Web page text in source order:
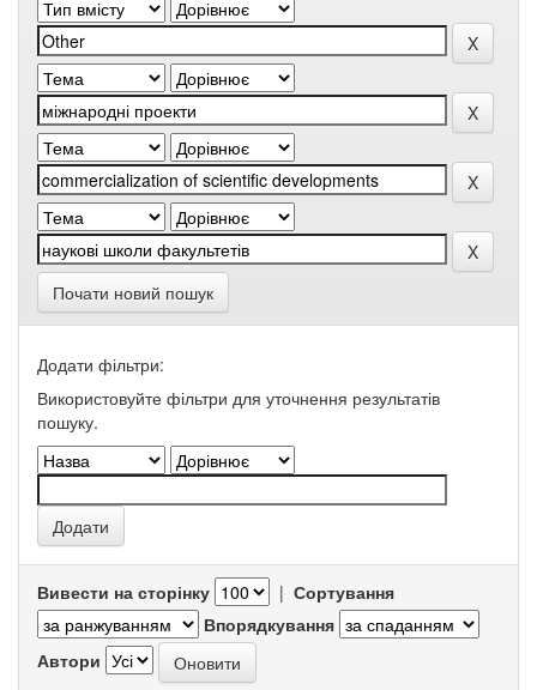
Почати новий пошук
Додати фільтри:
Використовуйте фільтри для уточнення результатів
пошуку.
Вивести на сторінку | Сортування
Впорядкування
Автори